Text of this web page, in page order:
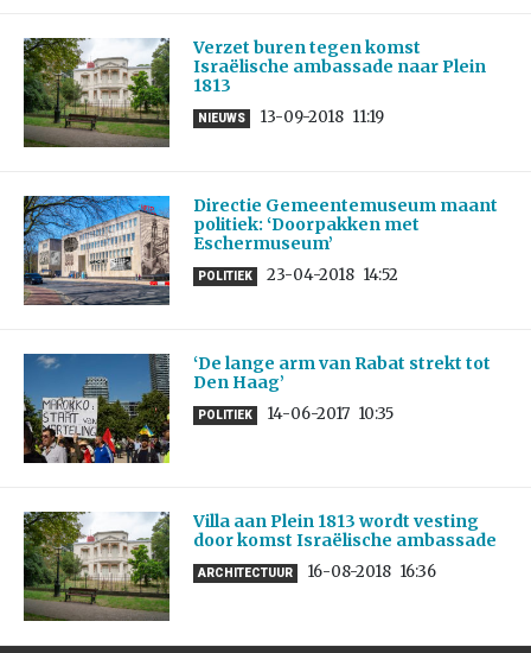
Verzet buren tegen komst
Israëlische ambassade naar Plein
1813
NIEUWS 13-09-2018 11:19
Directie Gemeentemuseum maant
politiek: ‘Doorpakken met
Eschermuseum’
POLITIEK 23-04-2018 14:52
‘De lange arm van Rabat strekt tot
Den Haag’
POLITIEK 14-06-2017 10:35
Villa aan Plein 1813 wordt vesting
door komst Israëlische ambassade
ARCHITECTUUR 16-08-2018 16:36